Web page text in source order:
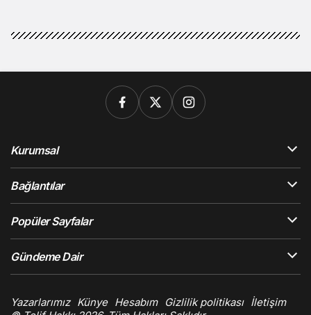
Kurumsal
Bağlantılar
Popüler Sayfalar
Gündeme Dair
Yazarlarımız Künye Hesabım Gizlilik politikası İletişim